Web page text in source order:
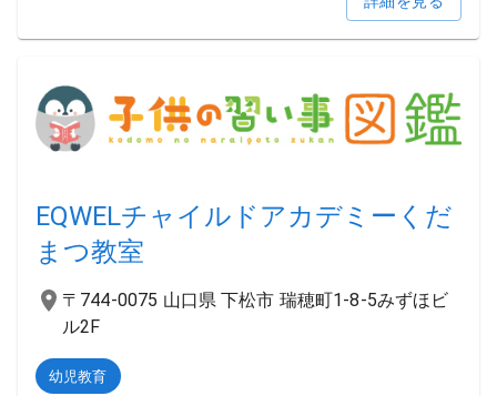
EQWELチャイルドアカデミーくだ
まつ教室
〒744-0075 山口県 下松市 瑞穂町1-8-5みずほビ
ル2F
幼児教育